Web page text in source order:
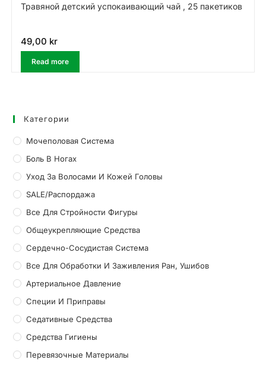
Травяной детский успокаивающий чай , 25 пакетиков
49,00 kr
Read more
Категории
Мочеполовая Система
Боль В Ногах
Уход За Волосами И Кожей Головы
SALE/Распордажа
Все Для Стройности Фигуры
Общеукрепляющие Средства
Сердечно-Сосудистая Система
Все Для Обработки И Заживления Ран, Ушибов
Артериальное Давление
Специи И Приправы
Седативные Средства
Средства Гигиены
Перевязочные Материалы